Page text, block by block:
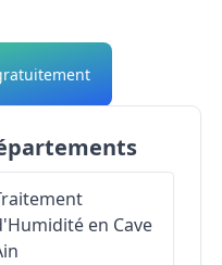
en Cave